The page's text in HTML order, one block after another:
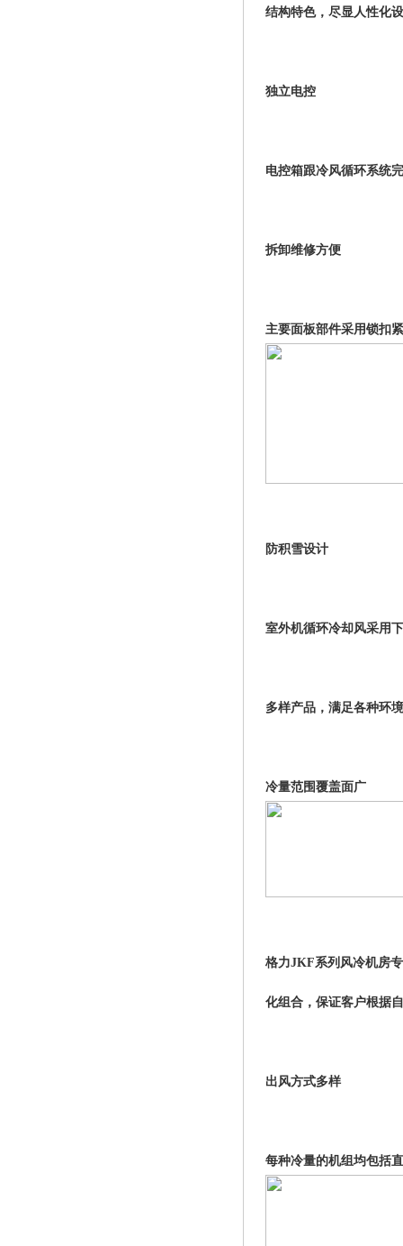
结构特色，尽显人性化
独立电控
电控箱跟冷风循环系统
拆卸维修方便
主要面板部件采用锁扣
防积雪设计
室外机循环冷却风采用
多样产品，满足各种环
冷量范围覆盖面广
格力JKF系列风冷机房
化组合，保证客户根据
出风方式多样
每种冷量的机组均包括